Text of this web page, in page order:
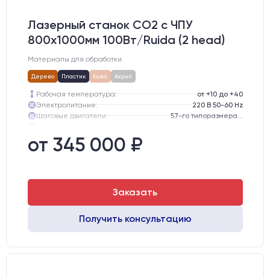
Лазерный станок CO2 c ЧПУ
800х1000мм 100Вт/Ruida (2 head)
Материалы для обработки:
Дерево Пластик Кожа Акрил
Рабочая температура:
от +10 до +40
Электропитание:
220 В 50-60 Hz
Шаговые двигатели:
Направляющие оси Y:
Направляющие оси Х:
от 345 000 ₽
Заказать
Получить консультацию